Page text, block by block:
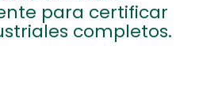
para certificar
completos.